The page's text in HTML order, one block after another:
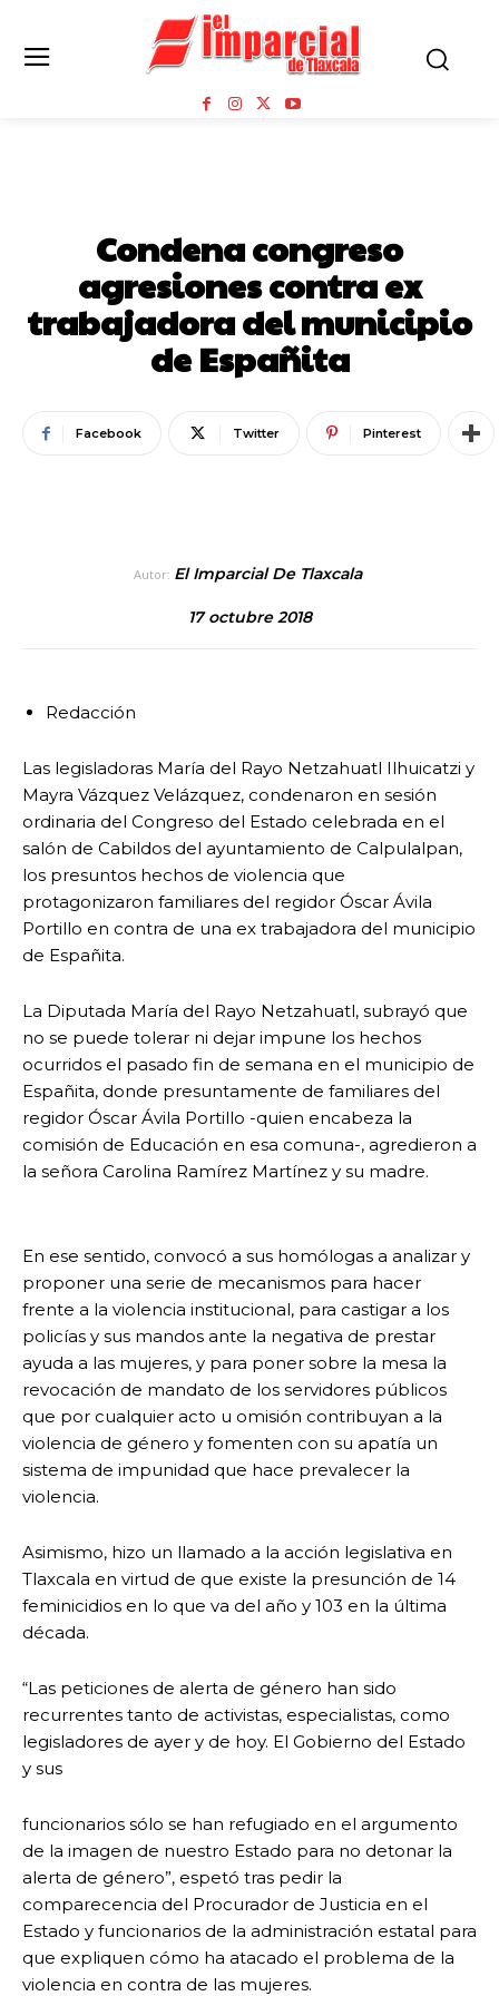
Condena congreso
agresiones contra ex
trabajadora del municipio
de Españita
Facebook Twitter Pinterest
Autor: El Imparcial De Tlaxcala
17 octubre 2018
Redacción
Las legisladoras María del Rayo Netzahuatl Ilhuicatzi y
Mayra Vázquez Velázquez, condenaron en sesión
ordinaria del Congreso del Estado celebrada en el
salón de Cabildos del ayuntamiento de Calpulalpan,
los presuntos hechos de violencia que
protagonizaron familiares del regidor Óscar Ávila
Portillo en contra de una ex trabajadora del municipio
de Españita.
La Diputada María del Rayo Netzahuatl, subrayó que
no se puede tolerar ni dejar impune los hechos
ocurridos el pasado fin de semana en el municipio de
Españita, donde presuntamente de familiares del
regidor Óscar Ávila Portillo -quien encabeza la
comisión de Educación en esa comuna-, agredieron a
la señora Carolina Ramírez Martínez y su madre.
En ese sentido, convocó a sus homólogas a analizar y
proponer una serie de mecanismos para hacer
frente a la violencia institucional, para castigar a los
policías y sus mandos ante la negativa de prestar
ayuda a las mujeres, y para poner sobre la mesa la
revocación de mandato de los servidores públicos
que por cualquier acto u omisión contribuyan a la
violencia de género y fomenten con su apatía un
sistema de impunidad que hace prevalecer la
violencia.
Asimismo, hizo un llamado a la acción legislativa en
Tlaxcala en virtud de que existe la presunción de 14
feminicidios en lo que va del año y 103 en la última
década.
“Las peticiones de alerta de género han sido
recurrentes tanto de activistas, especialistas, como
legisladores de ayer y de hoy. El Gobierno del Estado
y sus
funcionarios sólo se han refugiado en el argumento
de la imagen de nuestro Estado para no detonar la
alerta de género”, espetó tras pedir la
comparecencia del Procurador de Justicia en el
Estado y funcionarios de la administración estatal para
que expliquen cómo ha atacado el problema de la
violencia en contra de las mujeres.